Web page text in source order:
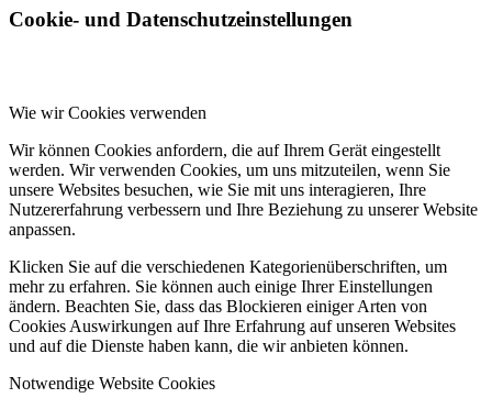
Cookie- und Datenschutzeinstellungen
Wie wir Cookies verwenden
Wir können Cookies anfordern, die auf Ihrem Gerät eingestellt
werden. Wir verwenden Cookies, um uns mitzuteilen, wenn Sie
unsere Websites besuchen, wie Sie mit uns interagieren, Ihre
Nutzererfahrung verbessern und Ihre Beziehung zu unserer Website
anpassen.
Klicken Sie auf die verschiedenen Kategorienüberschriften, um
mehr zu erfahren. Sie können auch einige Ihrer Einstellungen
ändern. Beachten Sie, dass das Blockieren einiger Arten von
Cookies Auswirkungen auf Ihre Erfahrung auf unseren Websites
und auf die Dienste haben kann, die wir anbieten können.
Notwendige Website Cookies